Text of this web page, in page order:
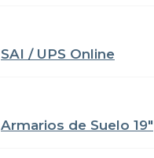
SAI / UPS Online
Armarios de Suelo 19"